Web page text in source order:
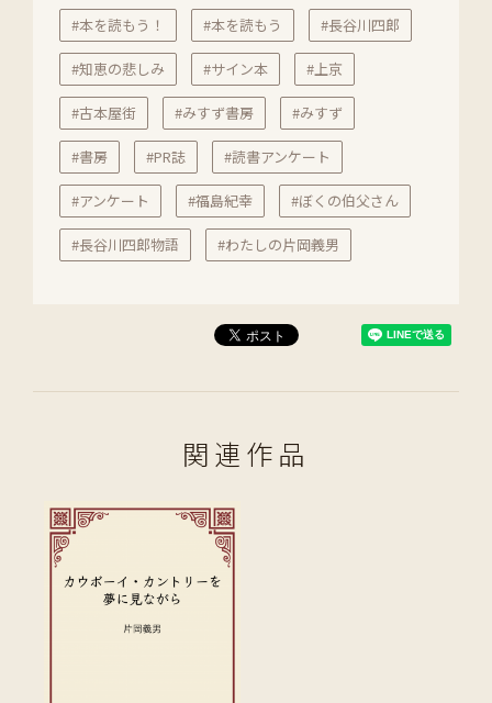
#本を読もう！ #本を読もう #長谷川四郎
#知恵の悲しみ #サイン本 #上京
#古本屋街 #みすず書房 #みすず
#書房 #PR誌 #読書アンケート
#アンケート #福島紀幸 #ぼくの伯父さん
#長谷川四郎物語 #わたしの片岡義男
関連作品